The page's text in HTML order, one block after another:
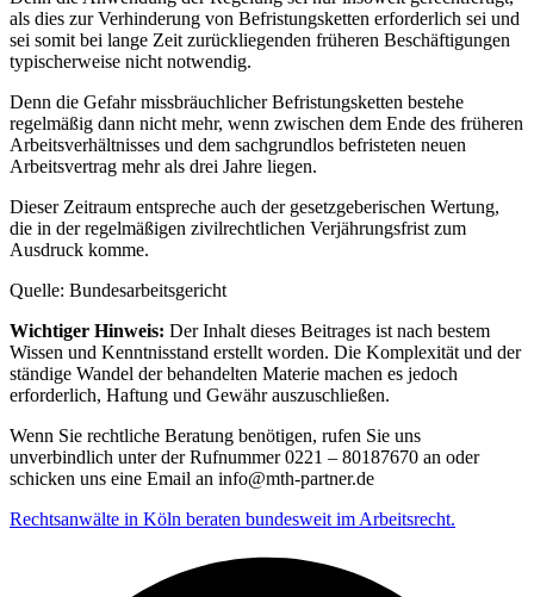
als dies zur Verhinderung von Befristungsketten erforderlich sei und
sei somit bei lange Zeit zurückliegenden früheren Beschäftigungen
typischerweise nicht notwendig.
Denn die Gefahr missbräuchlicher Befristungsketten bestehe
regelmäßig dann nicht mehr, wenn zwischen dem Ende des früheren
Arbeitsverhältnisses und dem sachgrundlos befristeten neuen
Arbeitsvertrag mehr als drei Jahre liegen.
Dieser Zeitraum entspreche auch der gesetzgeberischen Wertung,
die in der regelmäßigen zivilrechtlichen Verjährungsfrist zum
Ausdruck komme.
Quelle: Bundesarbeitsgericht
Wichtiger Hinweis: Der Inhalt dieses Beitrages ist nach bestem
Wissen und Kenntnisstand erstellt worden. Die Komplexität und der
ständige Wandel der behandelten Materie machen es jedoch
erforderlich, Haftung und Gewähr auszuschließen.
Wenn Sie rechtliche Beratung benötigen, rufen Sie uns
unverbindlich unter der Rufnummer 0221 – 80187670 an oder
schicken uns eine Email an info@mth-partner.de
Rechtsanwälte in Köln beraten bundesweit im Arbeitsrecht.